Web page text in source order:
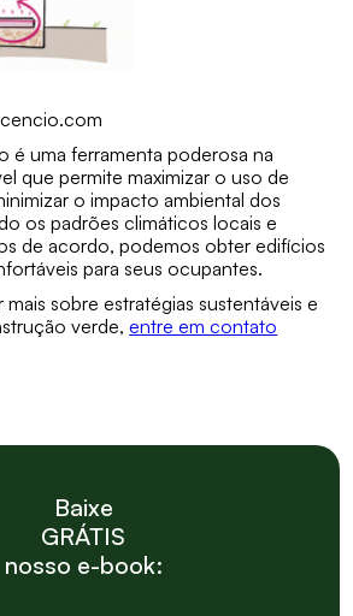
é uma ferramenta poderosa na
que permite maximizar o uso de
o impacto ambiental dos
os padrões climáticos locais e
de acordo, podemos obter edifícios
para seus ocupantes.
sobre estratégias sustentáveis e
verde,entre em contato
Baixe
GRÁTIS
nosso e-book: